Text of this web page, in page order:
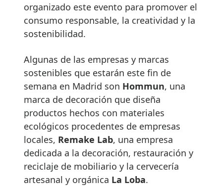
organizado este evento para promover el
consumo responsable, la creatividad y la
sostenibilidad.
Algunas de las empresas y marcas
sostenibles que estarán este fin de
semana en Madrid son Hommun, una
marca de decoración que diseña
productos hechos con materiales
ecológicos procedentes de empresas
locales, Remake Lab, una empresa
dedicada a la decoración, restauración y
reciclaje de mobiliario y la cervecería
artesanal y orgánica La Loba.